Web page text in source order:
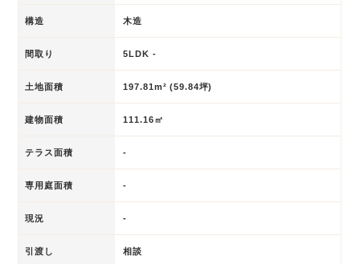
構造 木造
間取り 5LDK -
土地面積 197.81m² (59.84坪)
建物面積 111.16㎡
テラス面積 -
専用庭面積 -
現況 -
引渡し 相談